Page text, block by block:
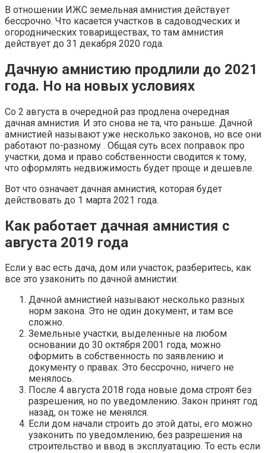
В отношении ИЖС земельная амнистия действует
бессрочно. Что касается участков в садоводческих и
огороднических товариществах, то там амнистия
действует до 31 декабря 2020 года.
Дачную амнистию продлили до 2021
года. Но на новых условиях
Со 2 августа в очередной раз продлена очередная
дачная амнистия. И это снова не та, что раньше. Дачной
амнистией называют уже несколько законов, но все они
работают по-разному . Общая суть всех поправок про
участки, дома и право собственности сводится к тому,
что оформлять недвижимость будет проще и дешевле.
Вот что означает дачная амнистия, которая будет
действовать до 1 марта 2021 года.
Как работает дачная амнистия с
августа 2019 года
Если у вас есть дача, дом или участок, разберитесь, как
все это узаконить по дачной амнистии:
Дачной амнистией называют несколько разных
норм закона. Это не один документ, и там все
сложно.
Земельные участки, выделенные на любом
основании до 30 октября 2001 года, можно
оформить в собственность по заявлению и
документу о правах. Это бессрочно, ничего не
менялось.
После 4 августа 2018 года новые дома строят без
разрешения, но по уведомлению. Закон принят год
назад, он тоже не менялся.
Если дом начали строить до этой даты, его можно
узаконить по уведомлению, без разрешения на
строительство и ввод в эксплуатацию. То есть если